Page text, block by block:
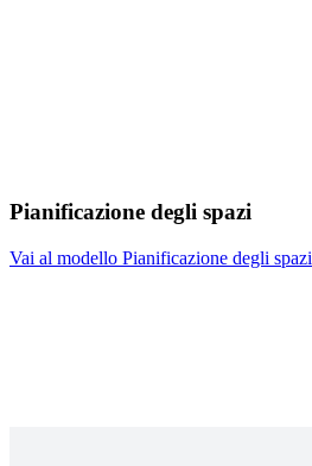
Pianificazione degli spazi
Vai al modello Pianificazione degli spazi